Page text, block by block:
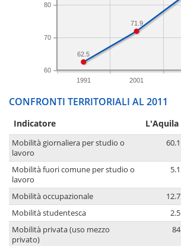
1991 2001
60
70
80
71.9
62.5
CONFRONTI TERRITORIALI AL 2011
Indicatore L'Aquila
Mobilità giornaliera per studio o
lavoro
60.1
Mobilità fuori comune per studio o
lavoro
5.1
Mobilità occupazionale 12.7
Mobilità studentesca
2.5
Mobilità privata (uso mezzo
privato)
84